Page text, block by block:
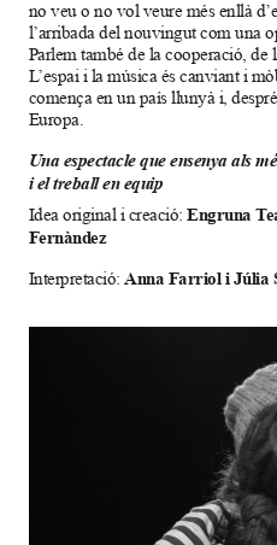
no veu o no vol veure més enllà
l’arribada del nouvingut com una
Parlem també de la cooperació, de
L’espai i la música és canviant i
comença en un país llunyà i,
Europa.
Una espectacle que ensenya als
i el treball en equip
Idea original i creació: Engruna
Fernàndez
Interpretació: Anna Farriol i Júlia